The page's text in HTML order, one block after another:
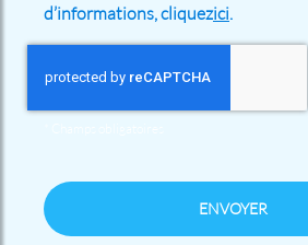
d’informations, cliquezici